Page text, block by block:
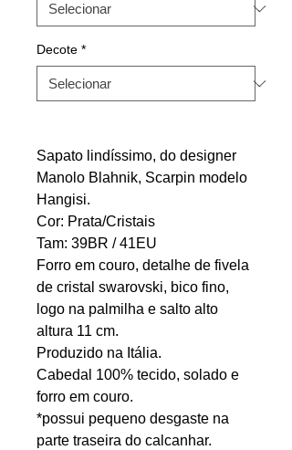
Decote *
Sapato lindíssimo, do designer
Manolo Blahnik, Scarpin modelo
Hangisi.
Cor: Prata/Cristais
Tam: 39BR / 41EU
Forro em couro, detalhe de fivela
de cristal swarovski, bico fino,
logo na palmilha e salto alto
altura 11 cm.
Produzido na Itália.
Cabedal 100% tecido, solado e
forro em couro.
*possui pequeno desgaste na
parte traseira do calcanhar.